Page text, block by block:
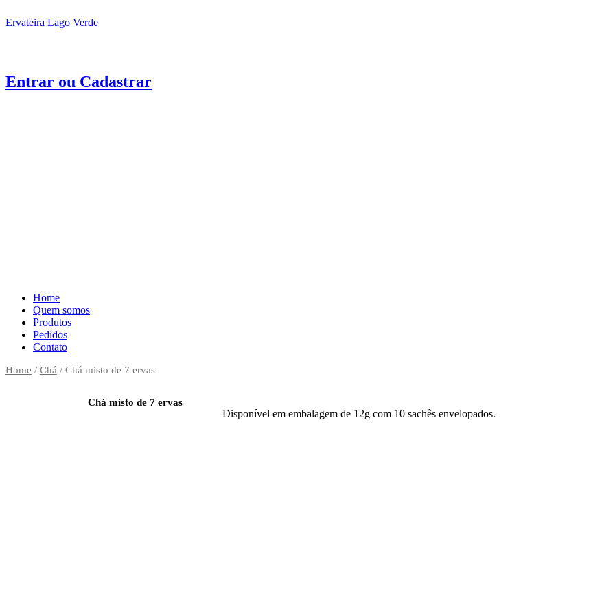
Ervateira Lago Verde
Entrar ou Cadastrar
Menu
Home
Quem somos
Produtos
Pedidos
Contato
Home / Chá / Chá misto de 7 ervas
Chá misto de 7 ervas
Disponível em embalagem de 12g com 10 sachês envelopados.